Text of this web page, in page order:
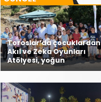
Toroslar’da çocuklardan
Akıl ve Zeka Oyunları
Atölyesi, yoğun